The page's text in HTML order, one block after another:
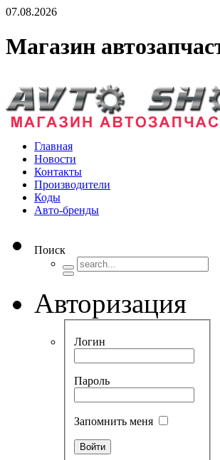
07.08.2026
Магазин
Доставка запчастей по
Главная
Новости
Контакты
Производители
Коды
Авто-бренды
Поиск
Авторизация
Логин
Пароль
Запомнить меня